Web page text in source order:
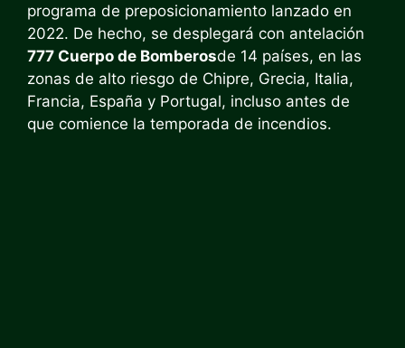
programa de preposicionamiento lanzado en
2022. De hecho, se desplegará con antelación
777 Cuerpo de Bomberosde 14 países, en las
zonas de alto riesgo de Chipre, Grecia, Italia,
Francia, España y Portugal, incluso antes de
que comience la temporada de incendios.